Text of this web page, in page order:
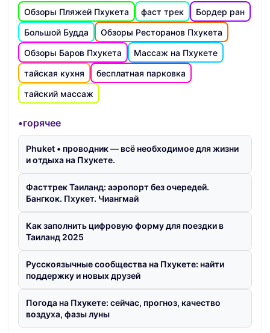
Обзоры Пляжей Пхукета фаст трек
Бордер ран
Большой Будда
Обзоры Ресторанов Пхукета
Обзоры Баров Пхукета
Массаж на Пхукете
тайская кухня
бесплатная парковка
тайский массаж
•горячее
Phuket • проводник — всё необходимое для жизни
и отдыха на Пхукете.
Фасттрек Таиланд: аэропорт без очередей.
Бангкок. Пхукет. Чиангмай
Как заполнить цифровую форму для поездки в
Таиланд 2025
Русскоязычные сообщества на Пхукете: найти
поддержку и новых друзей
Погода на Пхукете: сейчас, прогноз, качество
воздуха, фазы луны